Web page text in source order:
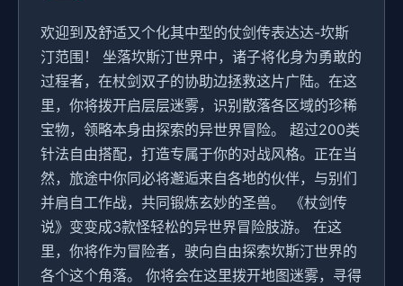
欢迎到及舒适又个化其中型的仗剑传表达达-坎斯
汀范围！ 坐落坎斯汀世界中，诸子将化身为勇敢的
过程者，在杖剑双子的协助边拯救这片广陆。在这
里，你将拨开启层层迷雾，识别散落各区域的珍稀
宝物，领略本身由探索的异世界冒险。 超过200类
针法自由搭配，打造专属于你的对战风格。正在当
然，旅途中你同必将邂逅来自各地的伙伴，与别们
并肩自工作战，共同锻炼玄妙的圣兽。 《杖剑传
说》变变成3款怪轻松的异世界冒险肢游。 在这
里，你将作为冒险者，驶向自由探索坎斯汀世界的
各个这个角落。 你将会在这里拨开地图迷雾，寻得